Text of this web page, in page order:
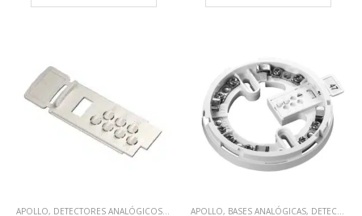
APOLLO, DETECTORES ANALÓGICOS,EQUIPO DIRECCIONABLE APOLLO SOTERIA UL
APOLLO, BASES ANALÓGICAS, DETECTORES ANALÓGICOS